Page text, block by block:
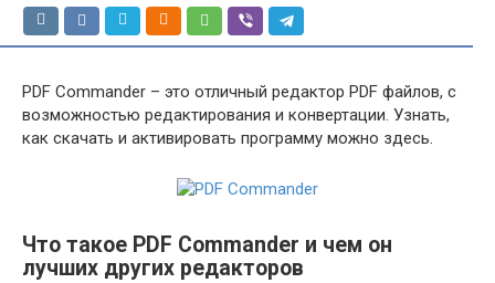
PDF Commander – это отличный редактор PDF файлов, с
возможностью редактирования и конвертации. Узнать,
как скачать и активировать программу можно здесь.
Что такое PDF Commander и чем он
лучших других редакторов